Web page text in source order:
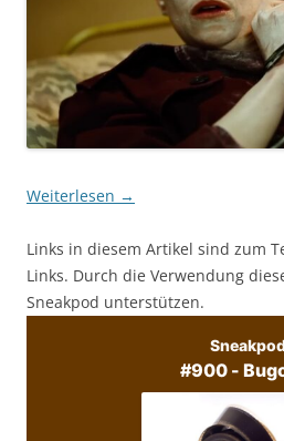
Weiterlesen →
Links in diesem Artikel sind zum
Links. Durch die Verwendung
Sneakpod unterstützen.